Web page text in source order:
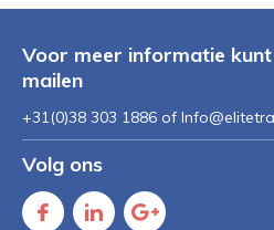
Voor meer informatie
mailen
+31(0)38 303 1886 of
Volg ons